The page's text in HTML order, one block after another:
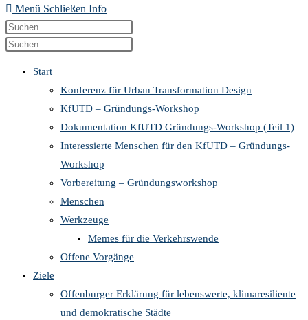
Menü Schließen Info
Diese
Website
the
search
panel.
close
the
search
panel.
Start
Konferenz für Urban Transformation Design
KfUTD – Gründungs-Workshop
Dokumentation KfUTD Gründungs-Workshop (Teil 1)
Interessierte Menschen für den KfUTD – Gründungs-
Workshop
Vorbereitung – Gründungsworkshop
Menschen
Werkzeuge
Memes für die Verkehrswende
Offene Vorgänge
Ziele
Offenburger Erklärung für lebenswerte, klimaresiliente
und demokratische Städte